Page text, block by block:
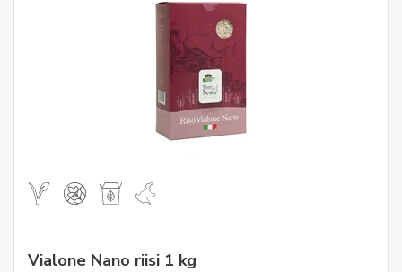
Vialone Nano riisi 1 kg